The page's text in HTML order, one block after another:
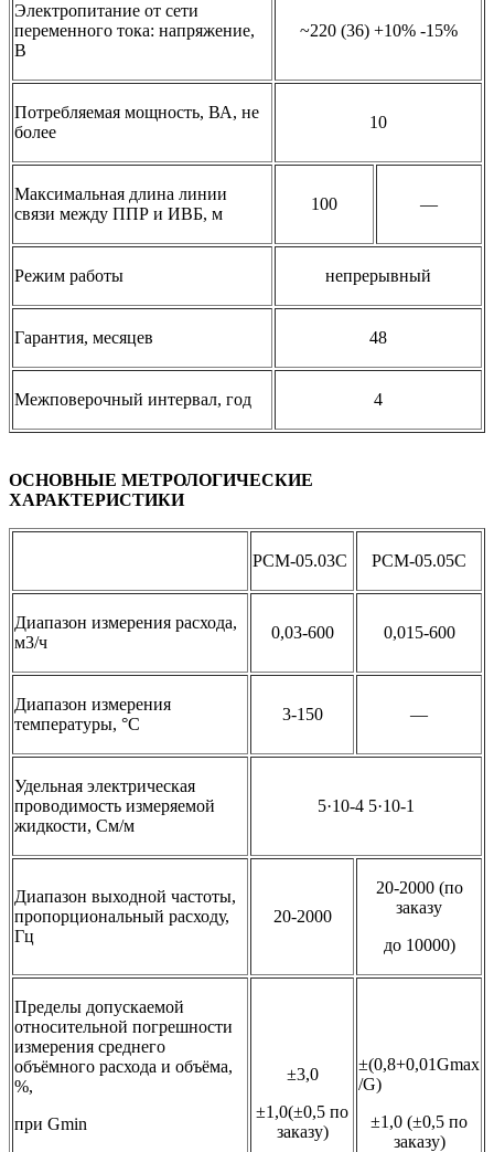
Электропитание от сети
переменного тока: напряжение,
В
~220 (36) +10% -15%
Потребляемая мощность, ВА, не
более
10
Максимальная длина линии
связи между ППР и ИВБ, м
100 —
Режим работы непрерывный
Гарантия, месяцев 48
Межповерочный интервал, год 4
ОСНОВНЫЕ МЕТРОЛОГИЧЕСКИЕ
ХАРАКТЕРИСТИКИ
РСМ-05.03С РСМ-05.05С
Диапазон измерения расхода,
м3/ч
0,03-600 0,015-600
Диапазон измерения
температуры, °С
3-150 —
Удельная электрическая
проводимость измеряемой
жидкости, См/м
5·10-4 5·10-1
Диапазон выходной частоты,
пропорциональный расходу,
Гц
20-2000
20-2000 (по
заказу
до 10000)
Пределы допускаемой
относительной погрешности
измерения среднего
объёмного расхода и объёма,
%,
при Gmin
±3,0
±1,0(±0,5 по
заказу)
±(0,8+0,01Gmax
/G)
±1,0 (±0,5 по
заказу)